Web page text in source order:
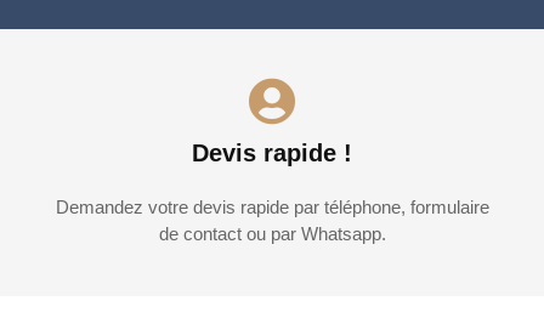
Devis rapide !
Demandez votre devis rapide par téléphone, formulaire
de contact ou par Whatsapp.